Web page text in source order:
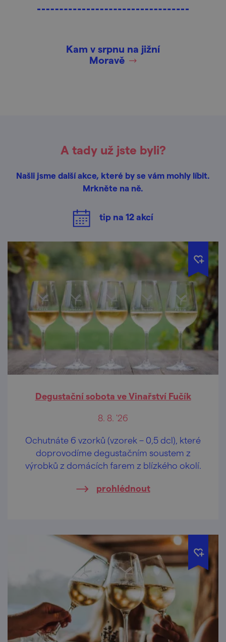
Kam v srpnu na jižní
Moravě
A tady už jste byli?
Našli jsme další akce, které by se vám mohly líbit.
Mrkněte na ně.
tip na 12akcí
Degustační sobota ve Vinařství Fučík
8. 8. '26
Ochutnáte 6 vzorků (vzorek – 0,5 dcl), které
doprovodíme degustačním soustem z
výrobků z domácích farem z blízkého okolí.
prohlédnout